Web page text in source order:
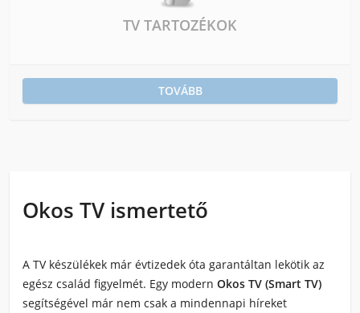
TV TARTOZÉKOK
TOVÁBB
Okos TV ismertető
A TV készülékek már évtizedek óta garantáltan lekötik az
egész család figyelmét. Egy modern Okos TV (Smart TV)
segítségével már nem csak a mindennapi híreket